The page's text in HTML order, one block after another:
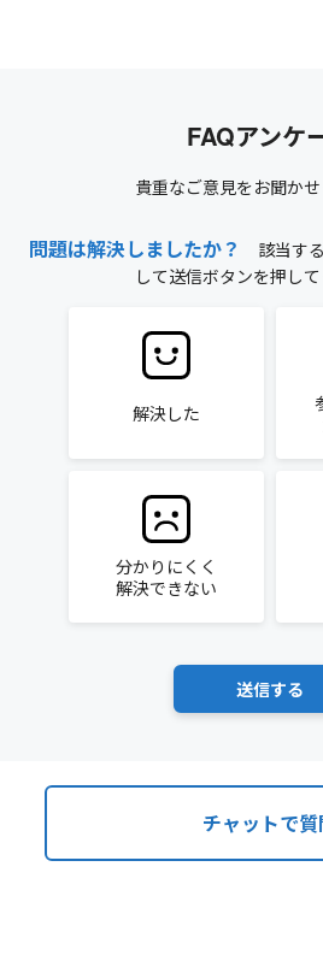
FAQアンケ
貴重なご意見をお聞かせ
問題は解決しましたか？
該当す
して送信ボタンを押して
解決した
分かりにくく
解決できない
チャットで質